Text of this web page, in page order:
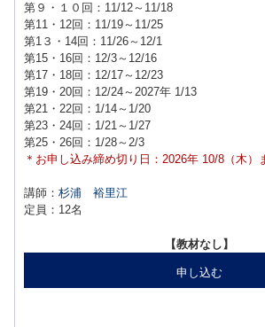
第９・１０回：11/12～11/18
第11・12回：11/19～11/25
第1３・14回：11/26～12/1
第15・16回：12/3～12/16
第17・18回：12/17～12/23
第19・20回：12/24～2027年 1/13
第21・22回：1/14～1/20
第23・24回：1/21～1/27
第25・26回：1/28～2/3
＊お申し込み締め切り日：2026年 10/8（木）
講師： 杉浦 裕里江
定員：12名
【教材なし】
申し込む